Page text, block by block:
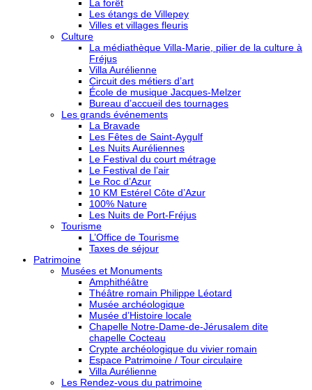
La forêt
Les étangs de Villepey
Villes et villages fleuris
Culture
La médiathèque Villa-Marie, pilier de la culture à
Fréjus
Villa Aurélienne
Circuit des métiers d’art
École de musique Jacques-Melzer
Bureau d’accueil des tournages
Les grands événements
La Bravade
Les Fêtes de Saint-Aygulf
Les Nuits Auréliennes
Le Festival du court métrage
Le Festival de l’air
Le Roc d’Azur
10 KM Estérel Côte d’Azur
100% Nature
Les Nuits de Port-Fréjus
Tourisme
L’Office de Tourisme
Taxes de séjour
Patrimoine
Musées et Monuments
Amphithéâtre
Théâtre romain Philippe Léotard
Musée archéologique
Musée d’Histoire locale
Chapelle Notre-Dame-de-Jérusalem dite
chapelle Cocteau
Crypte archéologique du vivier romain
Espace Patrimoine / Tour circulaire
Villa Aurélienne
Les Rendez-vous du patrimoine